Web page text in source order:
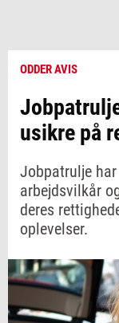
ODDER AVIS
usikre på
Jobpatrulje
arbejdsvilkår
deres
oplevelser.